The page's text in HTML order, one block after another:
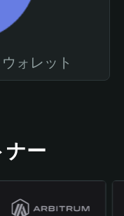
ォレット
ナー